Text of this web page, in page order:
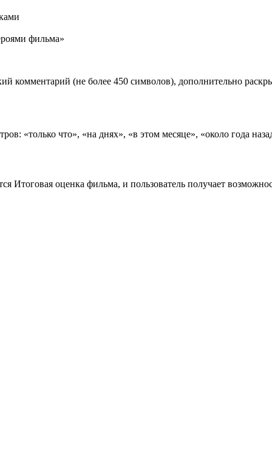
фильма»
комментарий (не более 450 символов), дополнительно
«только что», «на днях», «в этом месяце», «около года
Итоговая оценка фильма, и пользователь получает